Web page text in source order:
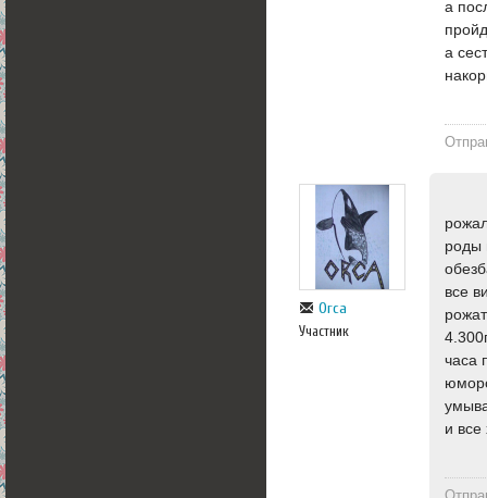
а
а
Orca
Участник
роды
все
часа
и все